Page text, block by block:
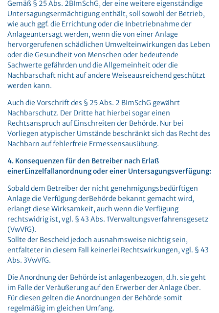
Gemäß § 25 Abs. 2BImSchG, der eine weitere eigenständige
Untersagungsermächtigung enthält, soll sowohl der Betrieb,
wie auch ggf. die Errichtung oder die Inbetriebnahme der
Anlageuntersagt werden, wenn die von einer Anlage
hervorgerufenen schädlichen Umwelteinwirkungen das Leben
oder die Gesundheit von Menschen oder bedeutende
Sachwerte gefährden und die Allgemeinheit oder die
Nachbarschaft nicht auf andere Weiseausreichend geschützt
werden kann.
Auch die Vorschrift des § 25 Abs. 2 BImSchG gewährt
Nachbarschutz. Der Dritte hat hierbei sogar einen
Rechtsanspruch auf Einschreiten der Behörde. Nur bei
Vorliegen atypischer Umstände beschränkt sich das Recht des
Nachbarn auf fehlerfreie Ermessensausübung.
4. Konsequenzen für den Betreiber nach Erlaß
einerEinzelfallanordnung oder einer Untersagungsverfügung:
Sobald dem Betreiber der nicht genehmigungsbedürftigen
Anlage die Verfügung derBehörde bekannt gemacht wird,
erlangt diese Wirksamkeit, auch wenn die Verfügung
rechtswidrig ist, vgl. § 43 Abs. 1Verwaltungsverfahrensgesetz
(VwVfG).
Sollte der Bescheid jedoch ausnahmsweise nichtig sein,
entfalteter in diesem Fall keinerlei Rechtswirkungen, vgl. § 43
Abs. 3VwVfG.
Die Anordnung der Behörde ist anlagenbezogen, d.h. sie geht
im Falle der Veräußerung auf den Erwerber der Anlage über.
Für diesen gelten die Anordnungen der Behörde somit
regelmäßig im gleichen Umfang.